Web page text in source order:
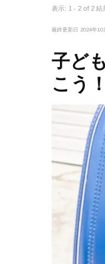
表示: 1 - 2 of 2 結
最終更新日 2024年10
子ど
こう